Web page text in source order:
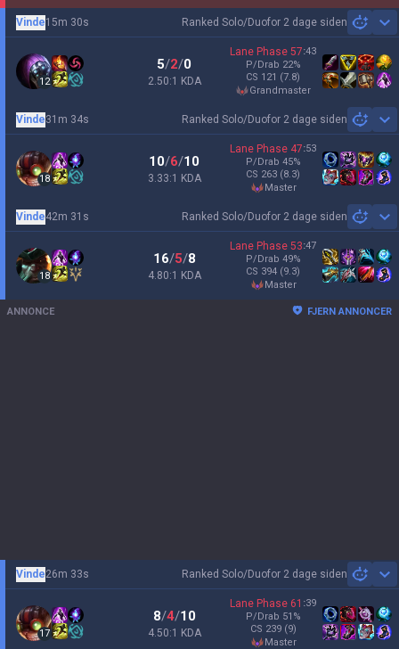
Ranked Solo/Duofor 2 dage siden
Vinde15m 30s
12
5/2/0
2.50:1 KDA
Lane Phase 57:43
P/Drab 22%
CS 121 (7.8)
grandmaster
Ranked Solo/Duofor 2 dage siden
Vinde31m 34s
18
10/6/10
3.33:1 KDA
Lane Phase 47:53
P/Drab 45%
CS 263 (8.3)
master
Ranked Solo/Duofor 2 dage siden
Vinde42m 31s
18
16/5/8
4.80:1 KDA
Lane Phase 53:47
P/Drab 49%
CS 394 (9.3)
master
ANNONCE FJERN ANNONCER
Ranked Solo/Duofor 2 dage siden
Vinde26m 33s
17
8/4/10
4.50:1 KDA
Lane Phase 61 :39
P/Drab 51 %
CS 239 (9)
master